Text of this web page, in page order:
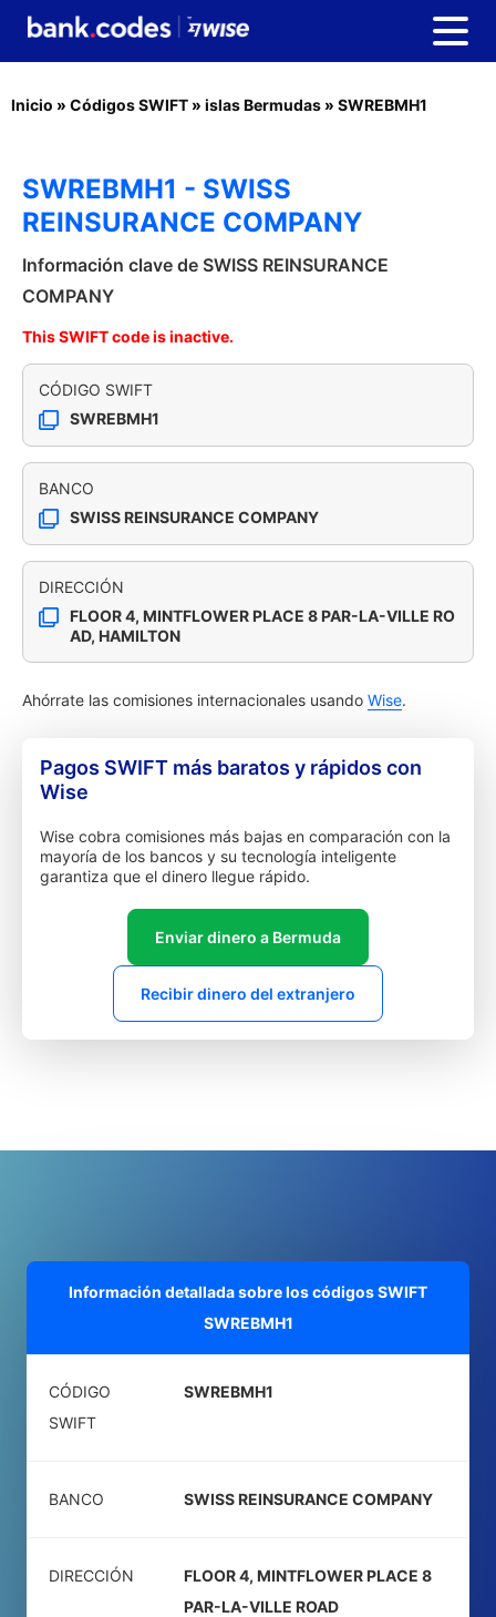
Inicio » Códigos SWIFT » islas Bermudas » SWREBMH1
SWREBMH1 - SWISS
REINSURANCE COMPANY
Información clave de SWISS REINSURANCE
COMPANY
This SWIFT code is inactive.
CÓDIGO SWIFT
SWREBMH1
BANCO
SWISS REINSURANCE COMPANY
DIRECCIÓN
FLOOR 4, MINTFLOWER PLACE 8 PAR-LA-VILLE RO
AD, HAMILTON
Ahórrate las comisiones internacionales usando Wise.
Pagos SWIFT más baratos y rápidos con
Wise
Wise cobra comisiones más bajas en comparación con la
mayoría de los bancos y su tecnología inteligente
garantiza que el dinero llegue rápido.
Enviar dinero a Bermuda
Recibir dinero del extranjero
Información detallada sobre los códigos SWIFT
SWREBMH1
CÓDIGO
SWIFT
SWREBMH1
BANCO SWISS REINSURANCE COMPANY
DIRECCIÓN
FLOOR 4, MINTFLOWER PLACE 8
PAR-LA-VILLE ROAD